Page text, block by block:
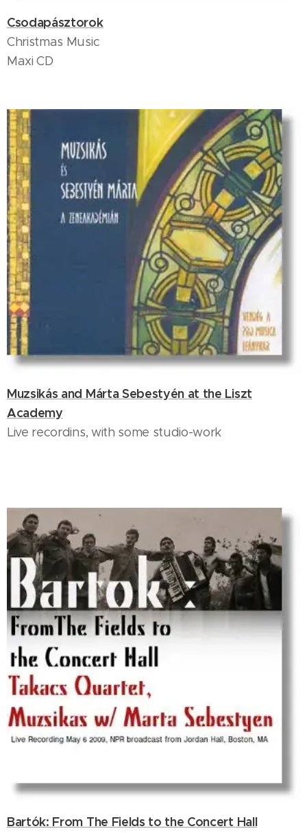
Csodapásztorok
Christmas Music
Maxi CD
Muzsikás and Márta Sebestyén at the Liszt
Academy
Live recordins, with some studio-work
Bartók: From The Fields to the Concert Hall